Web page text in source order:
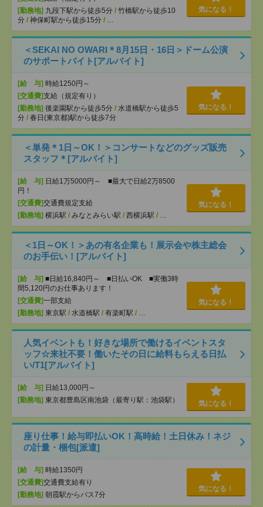
[勤務地] 九段下駅から徒歩5分 / 竹橋駅から徒歩10
分 / 神保町駅から徒歩15分 / …
気になる！
＜SEKAI NO OWARI＊8月15日・16日＞ドーム公演
のサポートバイト[アルバイト]
[給 与] 時給1250円～
[交通費]支給（規定有り）
[勤務地] 後楽園駅から徒歩5分 / 水道橋駅から徒歩5
分 / 春日(東京都)駅から徒歩7分
気になる！
＜単発＊1日～OK！＞コンサートなどのグッズ販売
スタッフ＊[アルバイト]
[給 与] 日給1万5000円～ ■最大で日給2万8500
円！
[交通費]交通費規定支給
[勤務地] 横浜駅 / みなとみらい駅 / 西横浜駅 / …
気になる！
＜1日～OK！＞あの有名企業も！展示会や株主総会
のお手伝い！[アルバイト]
[給 与] ■日給16,840円～ ■日払いOK ■実働3時
間5,120円のお仕事あります！
[交通費]一部支給
[勤務地] 東京駅 / 水道橋駅 / 有楽町駅 / …
気になる！
人気イベントも！好きな場所で働けるイベントスタ
ッフ☆来社不要！働いたその日に給料もらえる日払
い/T1[アルバイト]
[給 与] 日給13,000円～
[勤務地] 東京都豊島区南池袋（最寄り駅：池袋駅） 気になる！
座り仕事！給与即払いOK！高時給！土日休み！ネジ
の計量・梱包[派遣]
[給 与] 時給1350円
[交通費]交通費支給有り
[勤務地] 朝霞駅からバス7分
気になる！